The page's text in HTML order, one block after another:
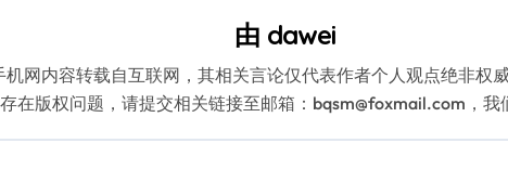
由 dawei
机网内容转载自互联网，其相关言论仅代表作者个人观点绝非权
在版权问题，请提交相关链接至邮箱：bqsm@foxmail.com，我